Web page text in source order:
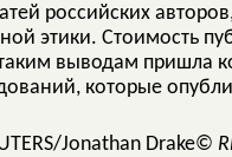
российских
этики. Стоимость
выводам пришла
которые
©